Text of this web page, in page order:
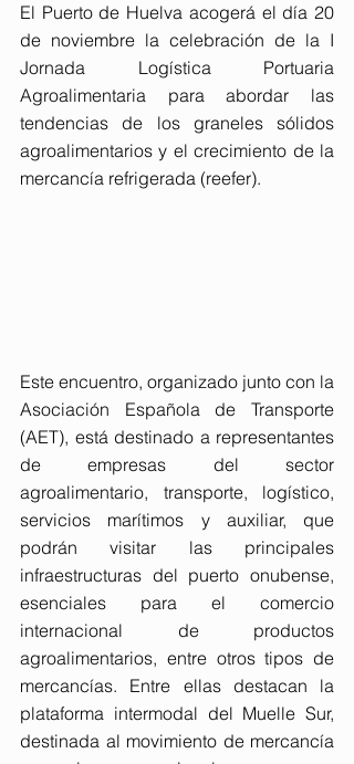
El Puerto de Huelva acogerá el día 20
de noviembre la celebración de la I
Jornada Logística Portuaria
Agroalimentaria para abordar las
tendencias de los graneles sólidos
agroalimentarios y el crecimiento de la
mercancía refrigerada (reefer).
Este encuentro, organizado junto con la
Asociación Española de Transporte
(AET), está destinado a representantes
de empresas del sector
agroalimentario, transporte, logístico,
servicios marítimos y auxiliar, que
podrán visitar las principales
infraestructuras del puerto onubense,
esenciales para el comercio
internacional de productos
agroalimentarios, entre otros tipos de
mercancías. Entre ellas destacan la
plataforma intermodal del Muelle Sur,
destinada al movimiento de mercancía